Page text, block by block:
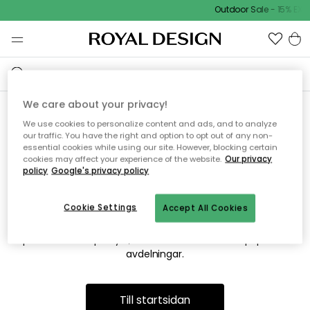
Outdoor Sale - 15%
Vi hittar tyvärr inte sidan du
söker
Detta kan bero på att sidan inte längre finns eller att den har
flyttats. Vi ber om ursäkt för besväret. I menyn ovan kan du
prova att söka på nytt, eller besöka en av våra populära
avdelningar.
Till startsidan
We care about your privacy!
We use cookies to personalize content and ads, and to analyze
our traffic. You have the right and option to opt out of any non-
essential cookies while using our site. However, blocking certain
cookies may affect your experience of the website. Our privacy
policy Google's privacy policy
Accept All Cookies
Cookie Settings